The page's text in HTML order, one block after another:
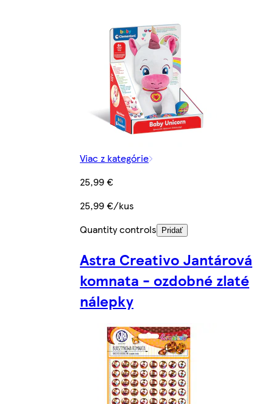
Viac z kategórie
25,99 €
25,99 €/kus
Quantity controls
Pridať
Astra Creativo Jantárová
komnata - ozdobné zlaté
nálepky